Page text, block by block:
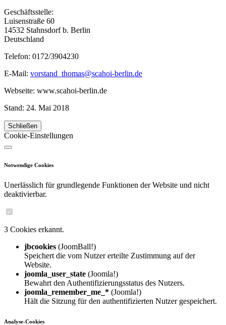
Geschäftsstelle:
Luisenstraße 60
14532 Stahnsdorf b. Berlin
Deutschland
Telefon: 0172/3904230
E-Mail: vorstand_thomas@scahoi-berlin.de
Webseite: www.scahoi-berlin.de
Stand: 24. Mai 2018
Schließen
Cookie-Einstellungen
Notwendige Cookies
Unerlässlich für grundlegende Funktionen der Website und nicht
deaktivierbar.
3 Cookies erkannt.
jbcookies (JoomBall!)
Speichert die vom Nutzer erteilte Zustimmung auf der
Website.
joomla_user_state (Joomla!)
Bewahrt den Authentifizierungsstatus des Nutzers.
joomla_remember_me_* (Joomla!)
Hält die Sitzung für den authentifizierten Nutzer gespeichert.
Analyse-Cookies